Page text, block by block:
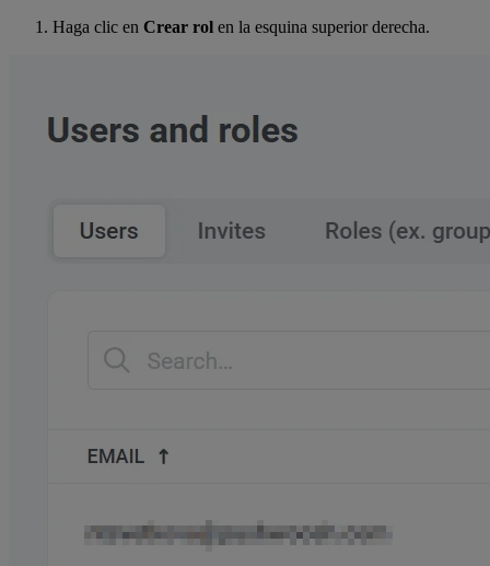
Haga clic en Crear rol en la esquina superior derecha.